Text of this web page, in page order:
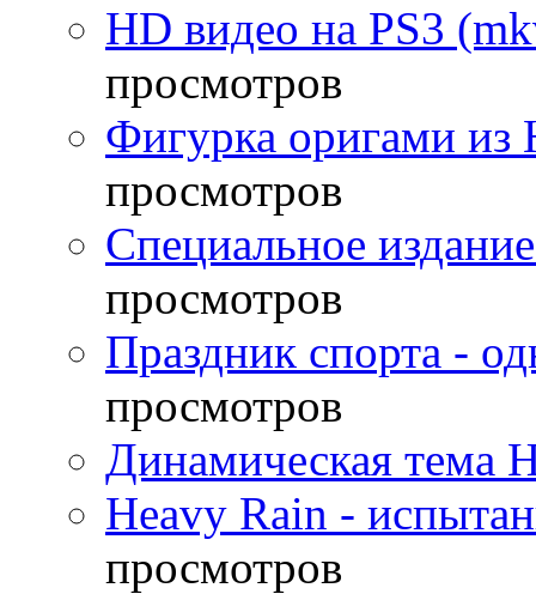
HD видео на PS3
просмотров
Фигурка оригами из
просмотров
Специальное
просмотров
Праздник спорта -
просмотров
Динамическая тема
Heavy Rain -
просмотров